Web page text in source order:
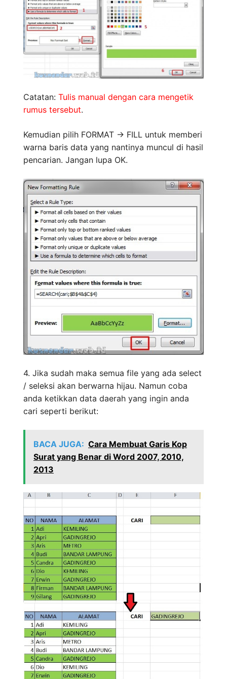
Catatan: Tulis manual dengan cara mengetik
rumus tersebut.
Kemudian pilih FORMAT -> FILL untuk memberi
warna baris data yang nantinya muncul di hasil
pencarian. Jangan lupa OK.
4. Jika sudah maka semua file yang ada select
/ seleksi akan berwarna hijau. Namun coba
anda ketikkan data daerah yang ingin anda
cari seperti berikut:
BACA JUGA: Cara Membuat Garis Kop
Surat yang Benar di Word 2007, 2010,
2013